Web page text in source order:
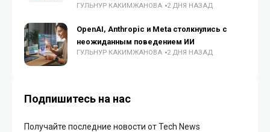
ГУЛЬНУР КАКИМЖАНОВА 2 ДНЯ НАЗАД
OpenAI, Anthropic и Meta столкнулись с
неожиданным поведением ИИ
ГУЛЬНУР КАКИМЖАНОВА 2 ДНЯ НАЗАД
Подпишитесь на нас
Получайте последние новости от Tech News